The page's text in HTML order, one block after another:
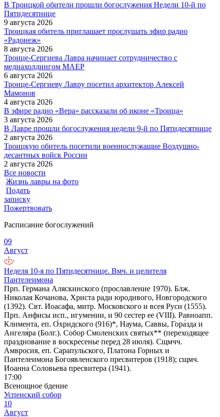
В Троицкой обители прошли богослужения Недели 10-й по
Пятидесятнице
9 августа 2026
Троицкая обитель приглашает прослушать эфир радио
«Радонеж»
8 августа 2026
Троице-Сергиева Лавра начинает сотрудничество с
медиахолдингом МАЕР
6 августа 2026
Троице-Сергиеву Лавру посетил архитектор Алексей
Мамонов
4 августа 2026
В эфире радио «Вера» рассказали об иконе «Троица»
3 августа 2026
В Лавре прошли богослужения недели 9-й по Пятидесятнице
2 августа 2026
Троицкую обитель посетили военнослужащие Воздушно-
десантных войск России
2 августа 2026
Все новости
Жизнь лавры на фото
Подать
записку
Пожертвовать
Расписание богослужений
09
Август
Неделя 10-я по Пятидесятнице. Вмч. и целителя
Пантелеимона
Прп. Германа Аляскинского (прославление 1970). Блж.
Николая Кочанова, Христа ради юродивого, Новгородского
(1392). Свт. Иоасафа, митр. Московского и всея Руси (1555).
Прп. Анфисы исп., игумении, и 90 сестер ее (VIII). Равноапп.
Климента, еп. О́хридского (916)*, Наума, Саввы, Гора́зда и
Ангеля́ра (Болг.). Собор Смоленских святых** (переходящее
празднование в воскресенье перед 28 июля). Сщмчч.
Амвросия, еп. Сарапульского, Платона Горных и
Пантелеимона Богоявленского пресвитеров (1918); сщмч.
Иоанна Соловьева пресвитера (1941).
17:00
Всенощное бдение
Успенский собор
10
Август